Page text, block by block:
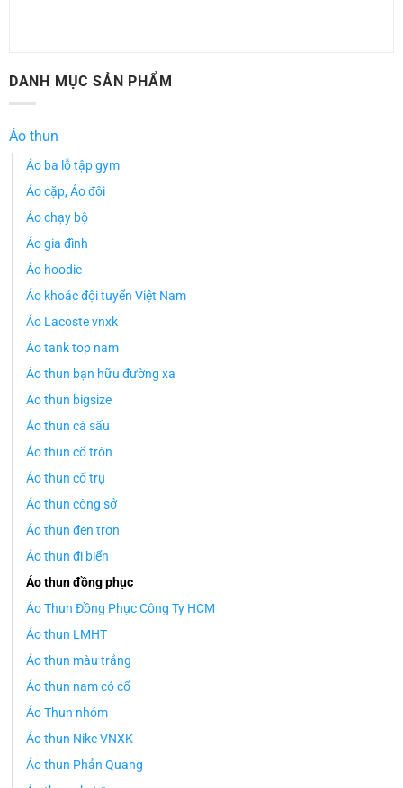
DANH MỤC SẢN PHẨM
Áo thun
Áo ba lỗ tập gym
Áo cặp, Áo đôi
Áo chạy bộ
Áo gia đình
Áo hoodie
Áo khoác đội tuyển Việt Nam
Áo Lacoste vnxk
Áo tank top nam
Áo thun bạn hữu đường xa
Áo thun bigsize
Áo thun cá sấu
Áo thun cổ tròn
Áo thun cổ trụ
Áo thun công sở
Áo thun đen trơn
Áo thun đi biển
Áo thun đồng phục
Áo Thun Đồng Phục Công Ty HCM
Áo thun LMHT
Áo thun màu trắng
Áo thun nam có cổ
Áo Thun nhóm
Áo thun Nike VNXK
Áo thun Phản Quang